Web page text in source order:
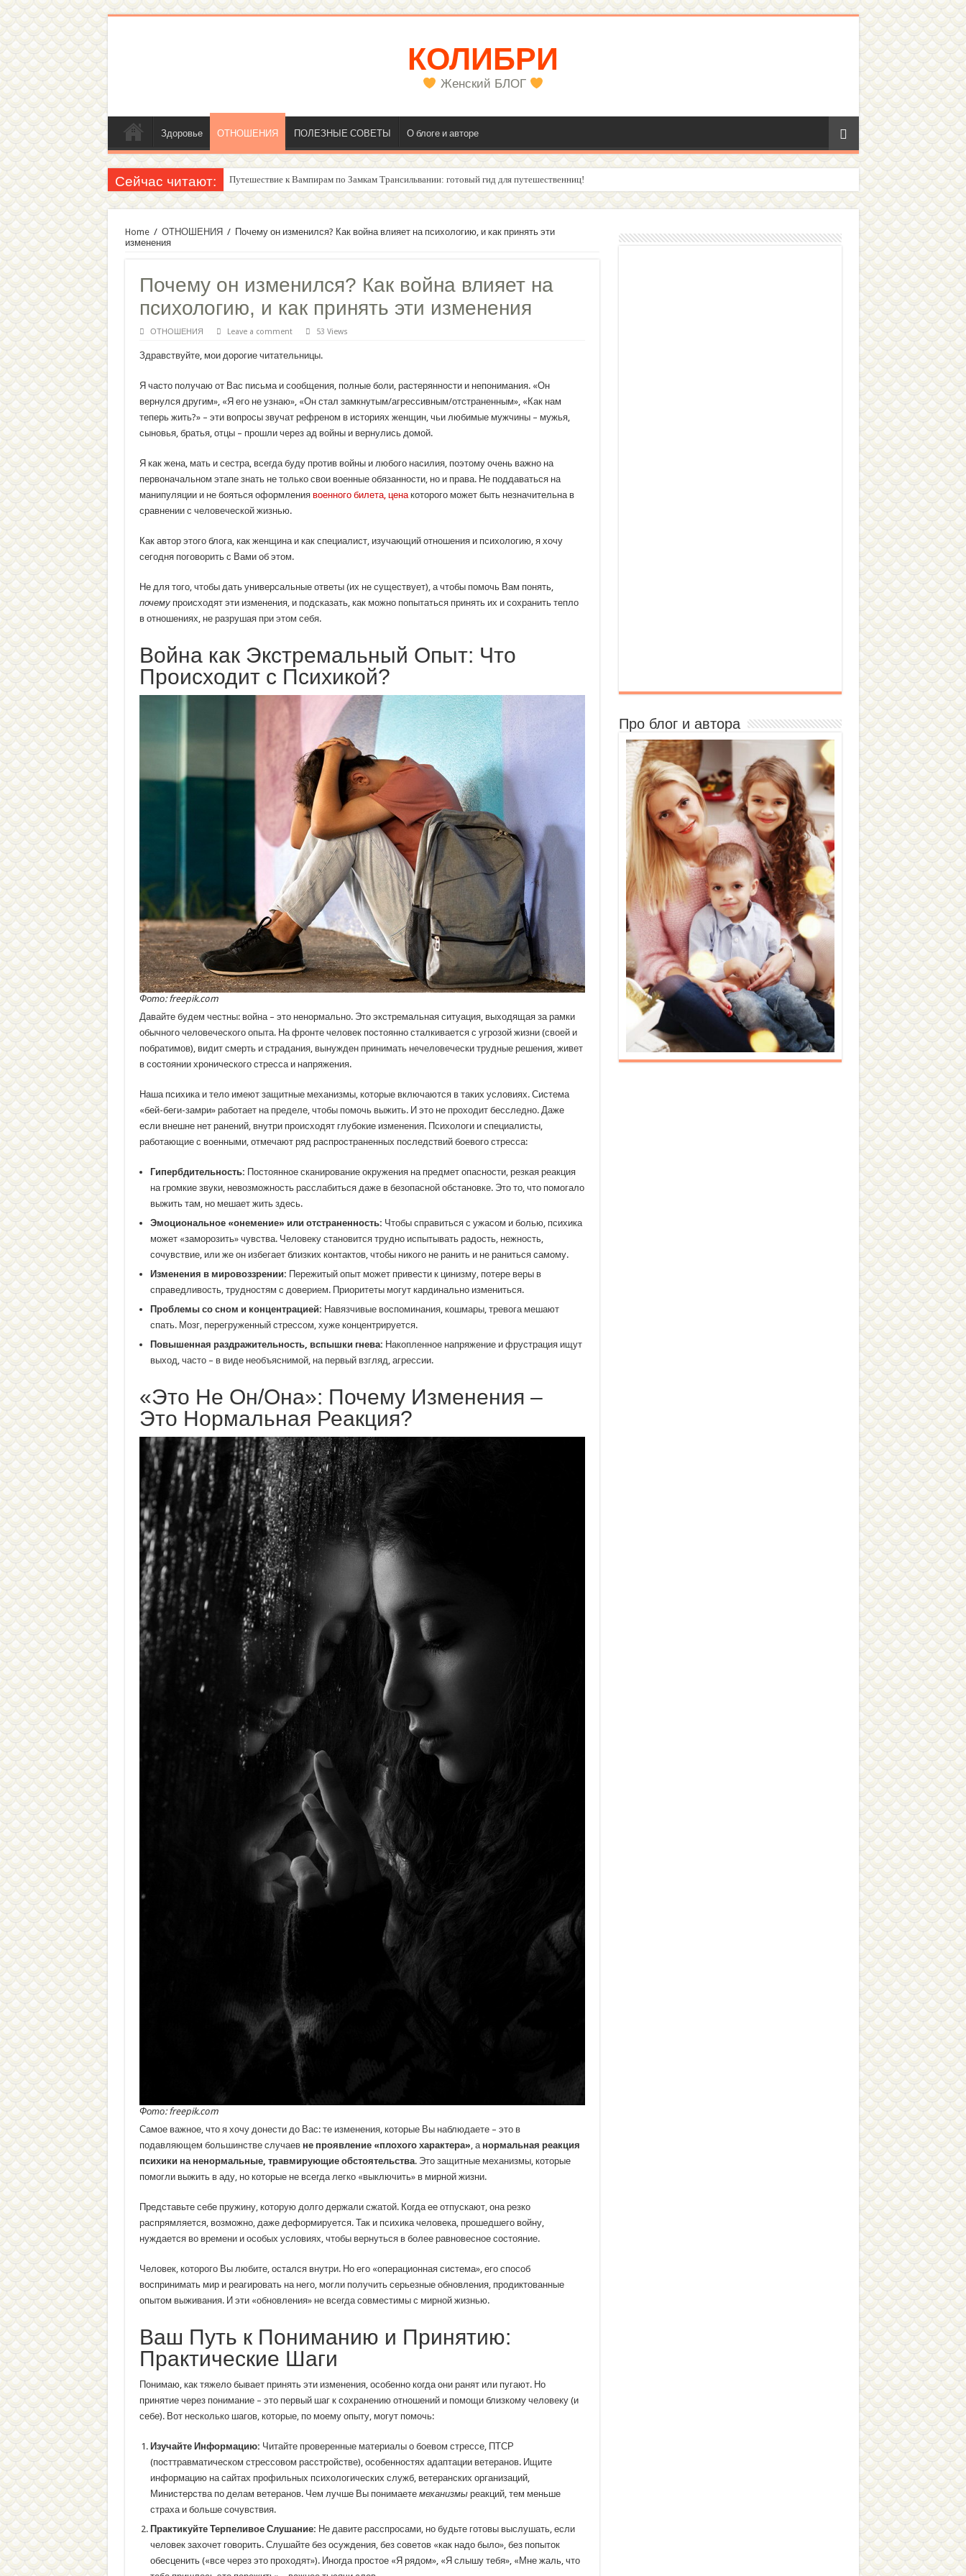
КОЛИБРИ
Женский БЛОГ
Здоровье ОТНОШЕНИЯ ПОЛЕЗНЫЕ СОВЕТЫ О блоге и авторе
Сейчас читают: Женский внутренний голос
Home / ОТНОШЕНИЯ / Почему он изменился? Как война влияет на психологию, и как принять эти
изменения
Почему он изменился? Как война влияет на
психологию, и как принять эти изменения
ОТНОШЕНИЯ Leave a comment 53 Views
Здравствуйте, мои дорогие читательницы.
Я часто получаю от Вас письма и сообщения, полные боли, растерянности и непонимания. «Он
вернулся другим», «Я его не узнаю», «Он стал замкнутым/агрессивным/отстраненным», «Как нам
теперь жить?» – эти вопросы звучат рефреном в историях женщин, чьи любимые мужчины – мужья,
сыновья, братья, отцы – прошли через ад войны и вернулись домой.
Я как жена, мать и сестра, всегда буду против войны и любого насилия, поэтому очень важно на
первоначальном этапе знать не только свои военные обязанности, но и права. Не поддаваться на
манипуляции и не бояться оформления военного билета, ценакоторого может быть незначительна в
сравнении с человеческой жизнью.
Как автор этого блога, как женщина и как специалист, изучающий отношения и психологию, я хочу
сегодня поговорить с Вами об этом.
Не для того, чтобы дать универсальные ответы (их не существует), а чтобы помочь Вам понять,
почемупроисходят эти изменения, и подсказать, как можно попытаться принять их и сохранить тепло
в отношениях, не разрушая при этом себя.
Война как Экстремальный Опыт: Что
Происходит с Психикой?
Фото: freepik.com
Давайте будем честны: война – это ненормально. Это экстремальная ситуация, выходящая за рамки
обычного человеческого опыта. На фронте человек постоянно сталкивается с угрозой жизни (своей и
побратимов), видит смерть и страдания, вынужден принимать нечеловечески трудные решения, живет
в состоянии хронического стресса и напряжения.
Наша психика и тело имеют защитные механизмы, которые включаются в таких условиях. Система
«бей-беги-замри» работает на пределе, чтобы помочь выжить. И это не проходит бесследно. Даже
если внешне нет ранений, внутри происходят глубокие изменения. Психологи и специалисты,
работающие с военными, отмечают ряд распространенных последствий боевого стресса:
Гипербдительность: Постоянное сканирование окружения на предмет опасности, резкая реакция
на громкие звуки, невозможность расслабиться даже в безопасной обстановке. Это то, что помогало
выжить там, но мешает жить здесь.
Эмоциональное «онемение» или отстраненность: Чтобы справиться с ужасом и болью, психика
может «заморозить» чувства. Человеку становится трудно испытывать радость, нежность,
сочувствие, или же он избегает близких контактов, чтобы никого не ранить и не раниться самому.
Изменения в мировоззрении: Пережитый опыт может привести к цинизму, потере веры в
справедливость, трудностям с доверием. Приоритеты могут кардинально измениться.
Проблемы со сном и концентрацией: Навязчивые воспоминания, кошмары, тревога мешают
спать. Мозг, перегруженный стрессом, хуже концентрируется.
Повышенная раздражительность, вспышки гнева: Накопленное напряжение и фрустрация ищут
выход, часто – в виде необъяснимой, на первый взгляд, агрессии.
«Это Не Он/Она»: Почему Изменения –
Это Нормальная Реакция?
Фото: freepik.com
Самое важное, что я хочу донести до Вас: те изменения, которые Вы наблюдаете – это в
подавляющем большинстве случаев не проявление «плохого характера», а нормальная реакция
психики на ненормальные, травмирующие обстоятельства. Это защитные механизмы, которые
помогли выжить в аду, но которые не всегда легко «выключить» в мирной жизни.
Представьте себе пружину, которую долго держали сжатой. Когда ее отпускают, она резко
распрямляется, возможно, даже деформируется. Так и психика человека, прошедшего войну,
нуждается во времени и особых условиях, чтобы вернуться в более равновесное состояние.
Человек, которого Вы любите, остался внутри. Но его «операционная система», его способ
воспринимать мир и реагировать на него, могли получить серьезные обновления, продиктованные
опытом выживания. И эти «обновления» не всегда совместимы с мирной жизнью.
Ваш Путь к Пониманию и Принятию:
Практические Шаги
Понимаю, как тяжело бывает принять эти изменения, особенно когда они ранят или пугают. Но
принятие через понимание – это первый шаг к сохранению отношений и помощи близкому человеку (и
себе). Вот несколько шагов, которые, по моему опыту, могут помочь:
Изучайте Информацию: Читайте проверенные материалы о боевом стрессе, ПТСР
(посттравматическом стрессовом расстройстве), особенностях адаптации ветеранов. Ищите
информацию на сайтах профильных психологических служб, ветеранских организаций,
Министерства по делам ветеранов. Чем лучше Вы понимаете механизмыреакций, тем меньше
страха и больше сочувствия.
Практикуйте Терпеливое Слушание: Не давите расспросами, но будьте готовы выслушать, если
человек захочет говорить. Слушайте без осуждения, без советов «как надо было», без попыток
обесценить («все через это проходят»). Иногда простое «Я рядом», «Я слышу тебя», «Мне жаль, что
Про блог и автора